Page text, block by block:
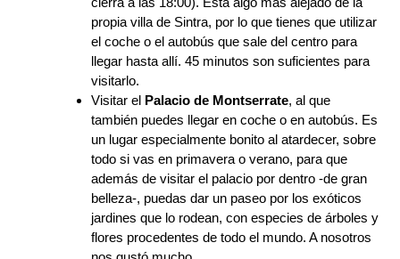
propia villa de Sintra, por lo que tienes que utilizar
el coche o el autobús que sale del centro para
llegar hasta allí. 45 minutos son suficientes para
visitarlo.
Visitar el Palacio de Montserrate, al que
también puedes llegar en coche o en autobús. Es
un lugar especialmente bonito al atardecer, sobre
todo si vas en primavera o verano, para que
además de visitar el palacio por dentro -de gran
belleza-, puedas dar un paseo por los exóticos
jardines que lo rodean, con especies de árboles y
flores procedentes de todo el mundo. A nosotros